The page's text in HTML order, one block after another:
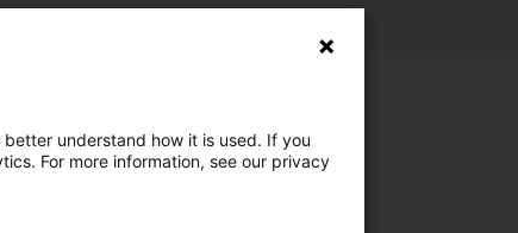
understand how it is used. If you
For more information, see our privacy